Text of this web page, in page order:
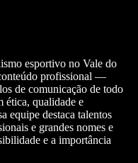
esportivo no Vale do
profissional —
de comunicação de todo
ética, qualidade e
equipe destaca talentos
e grandes nomes e
e a importância